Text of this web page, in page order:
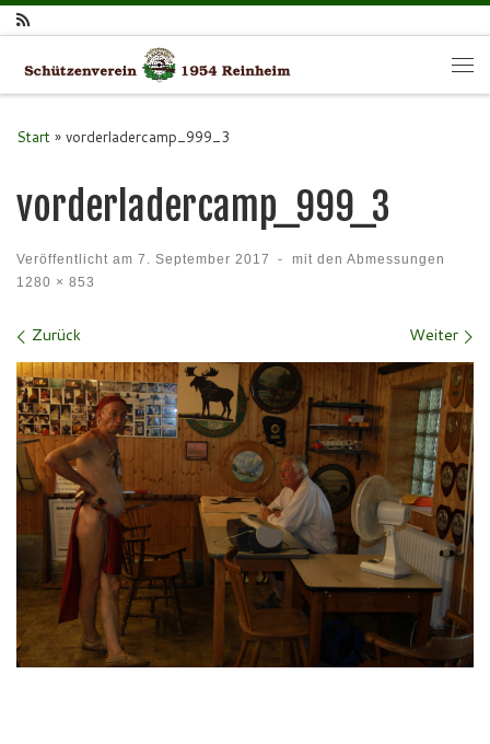
Zum Inhalt springen
Start » vorderladercamp_999_3
vorderladercamp_999_3
Veröffentlicht am 7. September 2017 -
mit den Abmessungen
1280 × 853
Bilder Navigation
Zurück Weiter